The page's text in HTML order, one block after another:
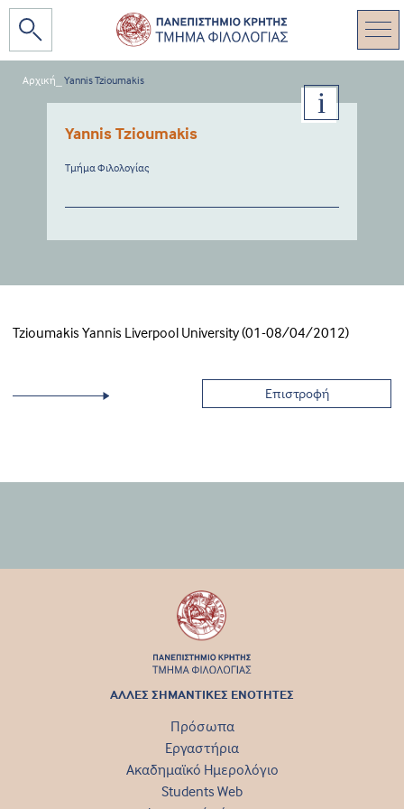
Αρχική Yannis Tzioumakis
Tzioumakis Yannis Liverpool University (01-08/04/2012)
Επιστροφή
Yannis Tzioumakis
Τμήμα Φιλολογίας
ΑΛΛΕΣ ΣΗΜΑΝΤΙΚΕΣ ΕΝΟΤΗΤΕΣ
Πρόσωπα
Εργαστήρια
Ακαδημαϊκό Ημερολόγιο
Students Web